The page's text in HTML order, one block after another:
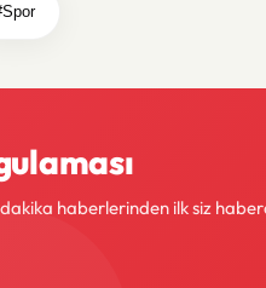
haberlerinden ilk siz